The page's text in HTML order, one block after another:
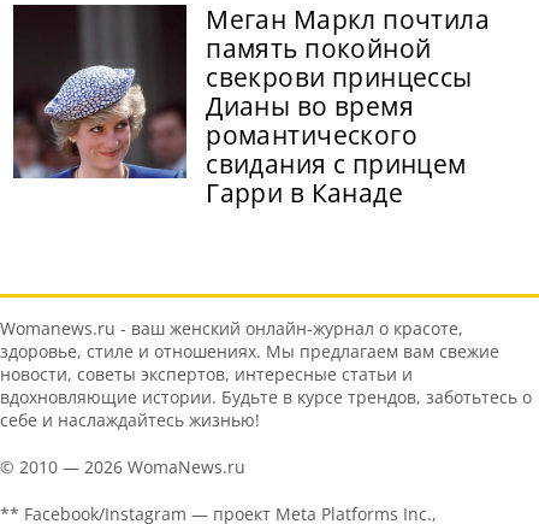
Меган Маркл почтила
память покойной
свекрови принцессы
Дианы во время
романтического
свидания с принцем
Гарри в Канаде
Womanews.ru - ваш женский онлайн-журнал о красоте,
здоровье, стиле и отношениях. Мы предлагаем вам свежие
новости, советы экспертов, интересные статьи и
вдохновляющие истории. Будьте в курсе трендов, заботьтесь о
себе и наслаждайтесь жизнью!
© 2010 — 2026 WomaNews.ru
** Facebook/Instagram — проект Meta Platforms Inc.,